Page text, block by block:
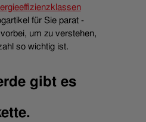
für Sie parat -
um zu verstehen,
so wichtig ist.
gibt es